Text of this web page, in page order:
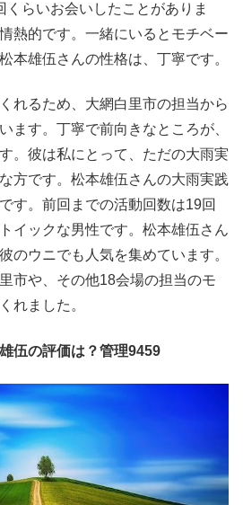
らいお会いしたことがありま
熱的です。一緒にいるとモチベー
本雄伍さんの性格は、丁寧です。
れるため、大網白里市の担当から
ます。丁寧で前向きなところが、
。彼は私にとって、ただの大雨実
方です。松本雄伍さんの大雨実践
す。前回までの活動回数は19回
イックな男性です。松本雄伍さん
のウニでも人気を集めています。
市や、その他18会場の担当のモ
れました。
伍の評価は？管理9459